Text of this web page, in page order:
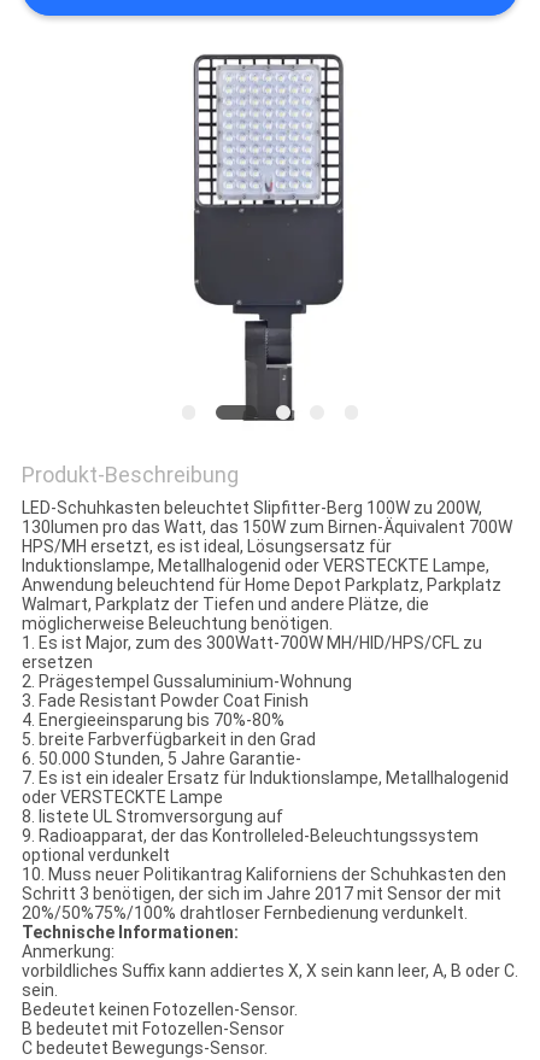
SITEMAP
DATENSCHUTZRICHTLINIE
Produkt-Beschreibung
LED-Schuhkasten beleuchtet Slipfitter-Berg 100W zu 200W,
130lumen pro das Watt, das 150W zum Birnen-Äquivalent 700W
HPS/MH ersetzt, es ist ideal, Lösungsersatz für
Induktionslampe, Metallhalogenid oder VERSTECKTE Lampe,
Anwendung beleuchtend für Home Depot Parkplatz, Parkplatz
Walmart, Parkplatz der Tiefen und andere Plätze, die
möglicherweise Beleuchtung benötigen.
1. Es ist Major, zum des 300Watt-700W MH/HID/HPS/CFL zu
ersetzen
2. Prägestempel Gussaluminium-Wohnung
3. Fade Resistant Powder Coat Finish
4. Energieeinsparung bis 70%-80%
5. breite Farbverfügbarkeit in den Grad
6. 50.000 Stunden, 5 Jahre Garantie-
7. Es ist ein idealer Ersatz für Induktionslampe, Metallhalogenid
oder VERSTECKTE Lampe
8. listete UL Stromversorgung auf
9. Radioapparat, der das Kontrolleled-Beleuchtungssystem
optional verdunkelt
10. Muss neuer Politikantrag Kaliforniens der Schuhkasten den
Schritt 3 benötigen, der sich im Jahre 2017 mit Sensor der mit
20%/50%75%/100% drahtloser Fernbedienung verdunkelt.
Technische Informationen:
Anmerkung:
vorbildliches Suffix kann addiertes X, X sein kann leer, A, B oder C.
sein.
Bedeutet keinen Fotozellen-Sensor.
B bedeutet mit Fotozellen-Sensor
C bedeutet Bewegungs-Sensor.